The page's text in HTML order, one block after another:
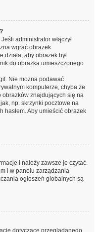
administrator włączył
wgrać obrazek
działa, aby obrazek był
do obrazka umieszczonego
Nie można podawać
komputerze, chyba że
znajdujących się na
np. skrzynki pocztowe na
hasłem. Aby umieścić obrazek
i należy zawsze je czytać.
i w panelu zarządzania
ogłoszeń globalnych są